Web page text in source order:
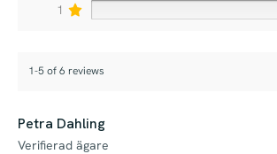
1
1-5 of 6 reviews
Petra Dahling
Verifierad ägare